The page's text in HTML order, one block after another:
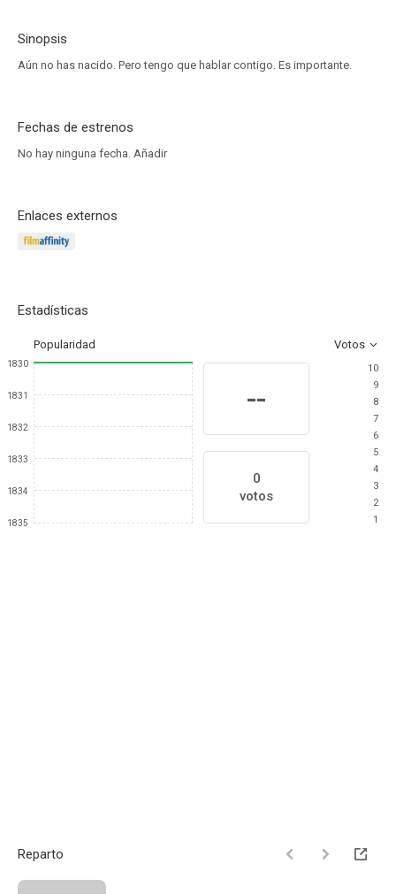
Sinopsis
Aún no has nacido. Pero tengo que hablar contigo. Es importante.
Fechas de estrenos
No hay ninguna fecha. Añadir
Enlaces externos
Estadísticas
Popularidad Votos
1830
1831
1832
1833
1834
1835
--
0
votos
10
9
8
7
6
5
4
3
2
1
Reparto